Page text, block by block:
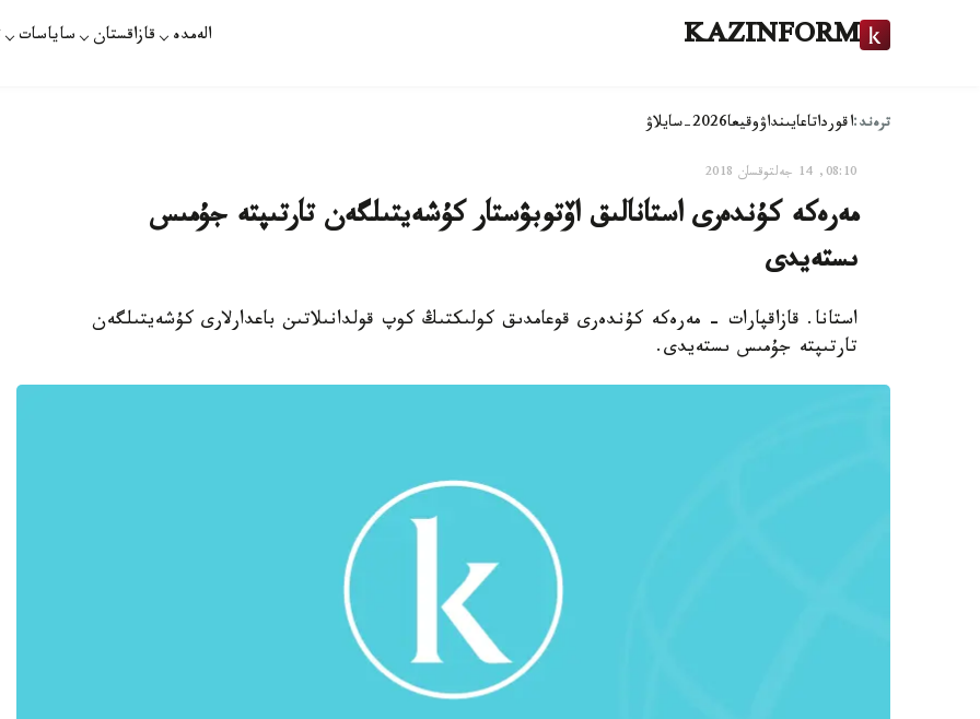
KAZINFORM الەمدە قازاقستان ساياسات
ترەند:اقورداتاعايىنداۋوقيعا2026-سايلاۋ
08:10, 14 جەلتوقسان 2018
مەرەكە كۇندەرى استانالىق اۆتوبۋستار كۇشەيتىلگەن تارتىپتە جۇمىس
ىستەيدى
استانا. قازاقپارات - مەرەكە كۇندەرى قوعامدىق كولىكتىڭ كوپ قولدانىلاتىن باعدارلارى كۇشەيتىلگەن
تارتىپتە جۇمىس ىستەيدى.